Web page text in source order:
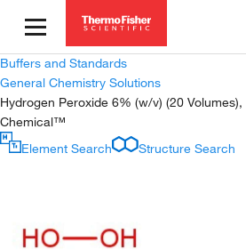
Buffers and Standards
General Chemistry Solutions
Hydrogen Peroxide 6% (w/v) (20
Chemical™
Element Search
Structure Search